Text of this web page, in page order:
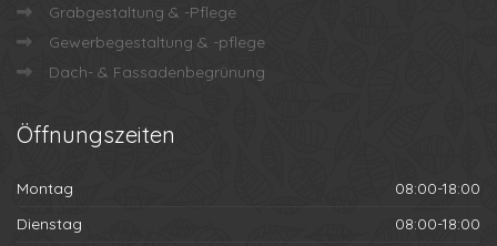
Grabgestaltung & -Pflege
Gewerbegestaltung & -pflege
Dach- & Fassadenbegrünung
Öffnungszeiten
Montag
08:00-18:00
Dienstag
08:00-18:00